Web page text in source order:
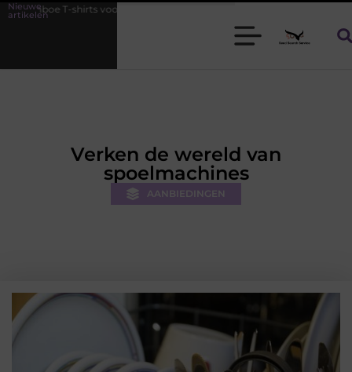
Nieuwe
artikelen
heren die koel blijven
Verken de wereld van
spoelmachines
AANBIEDINGEN